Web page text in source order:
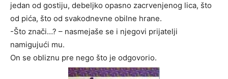
jedan od gostiju, debeljko opasno zacrvenjenog lica, što
od pića, što od svakodnevne obilne hrane.
-Što znači…? – nasmejaše se i njegovi prijatelji
namigujući mu.
On se obliznu pre nego što je odgovorio.